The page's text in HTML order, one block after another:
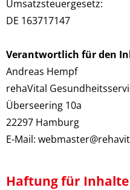
Umsatzsteuergesetz:
DE 163717147
Verantwortlich für den
Andreas Hempf
rehaVital
Überseering 10a
22297 Hamburg
E-Mail:
Haftung für Inhalte